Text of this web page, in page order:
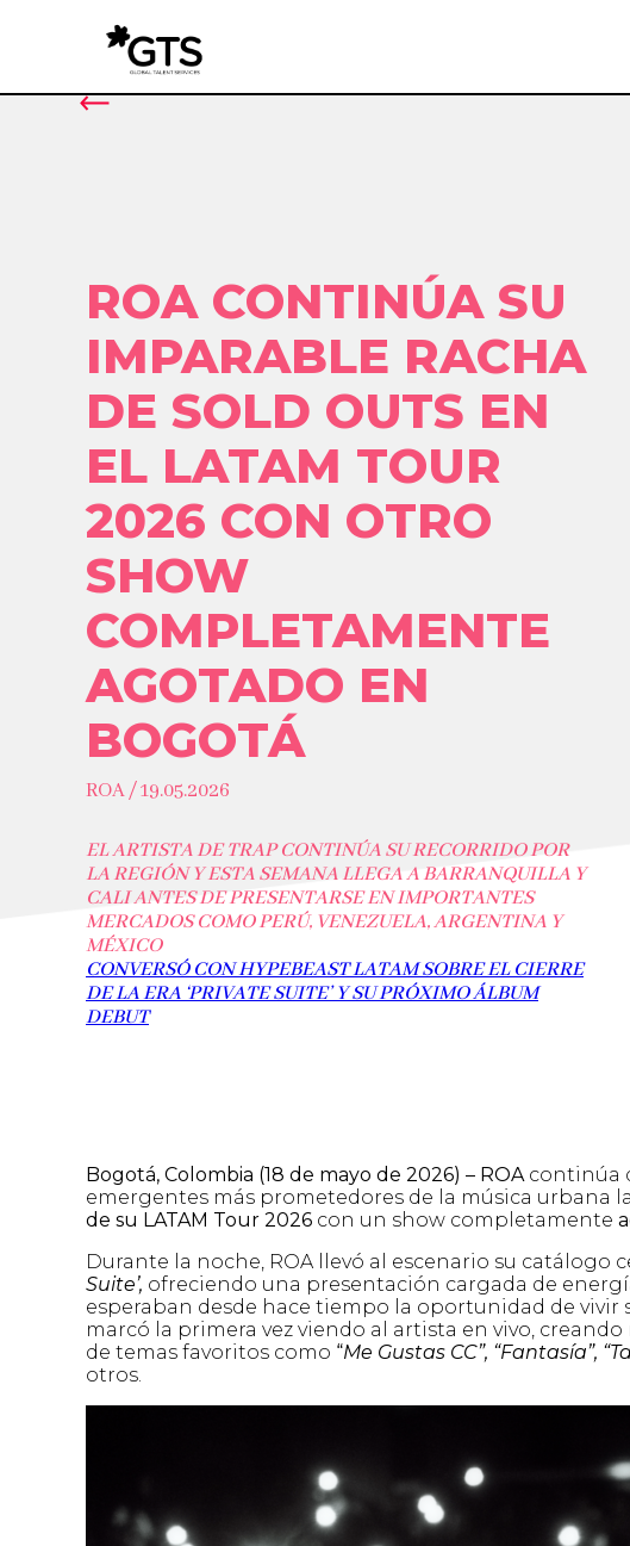
ROA CONTINÚA SU
IMPARABLE RACHA
DE SOLD OUTS EN
EL LATAM TOUR
2026 CON OTRO
SHOW
COMPLETAMENTE
AGOTADO EN
BOGOTÁ
ROA / 19.05.2026
EL ARTISTA DE TRAP CONTINÚA SU RECORRIDO POR
LA REGIÓN Y ESTA SEMANA LLEGA A BARRANQUILLA Y
CALI ANTES DE PRESENTARSE EN IMPORTANTES
MERCADOS COMO PERÚ, VENEZUELA, ARGENTINA Y
MÉXICO
CONVERSÓ CON HYPEBEAST LATAM SOBRE EL CIERRE
DE LA ERA ‘PRIVATE SUITE’ Y SU PRÓXIMO ÁLBUM
DEBUT
Bogotá, Colombia (18 de mayo de 2026) – ROAcontinúa
emergentes más prometedores de la música urbana
de su LATAM Tour 2026 con un show completamente
Durante la noche, ROA llevó al escenario su catálogo
Suite’, ofreciendo una presentación cargada de
esperaban desde hace tiempo la oportunidad de vivir
marcó la primera vez viendo al artista en vivo,
de temas favoritos como “Me Gustas CC”, “Fantasía”,
otros.